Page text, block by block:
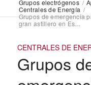
Grupos electrógenos /
Centrales de Energía /
Grupos de emergencia
gran astillero en Es...
CENTRALES DE
Grupos